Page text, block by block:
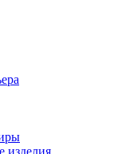
изделия